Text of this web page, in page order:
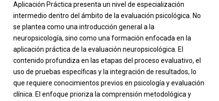
Aplicación Práctica presenta un nivel de especialización
intermedio dentro del ámbito de la evaluación psicológica. No
se plantea como una introducción general a la
neuropsicología, sino como una formación enfocada en la
aplicación práctica de la evaluación neuropsicológica. El
contenido profundiza en las etapas del proceso evaluativo, el
uso de pruebas específicas y la integración de resultados, lo
que requiere conocimientos previos en psicología y evaluación
clínica. El enfoque prioriza la comprensión metodológica y
-